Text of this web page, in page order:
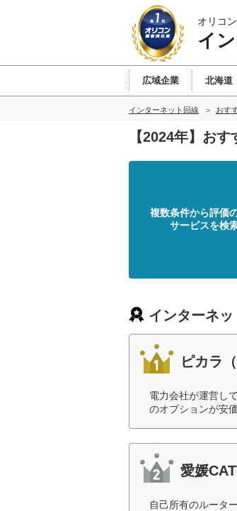
オリコ
イ
広域企業 北海道
インターネット回線 おす
【2024年】お
複数条件から評価
サービスを検
インターネ
ピカラ
電力会社が運営し
のオプションが安
愛媛
自己所有のルータ